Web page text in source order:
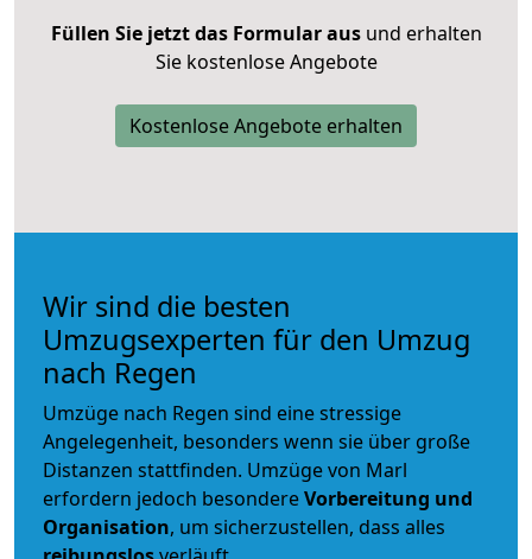
Füllen Sie jetzt das Formular ausund erhalten
Sie kostenlose Angebote
Kostenlose Angebote erhalten
Wir sind die besten
Umzugsexperten für den Umzug
nach Regen
Umzüge nach Regen sind eine stressige
Angelegenheit, besonders wenn sie über große
Distanzen stattfinden. Umzüge von Marl
erfordern jedoch besondereVorbereitung und
Organisation, um sicherzustellen, dass alles